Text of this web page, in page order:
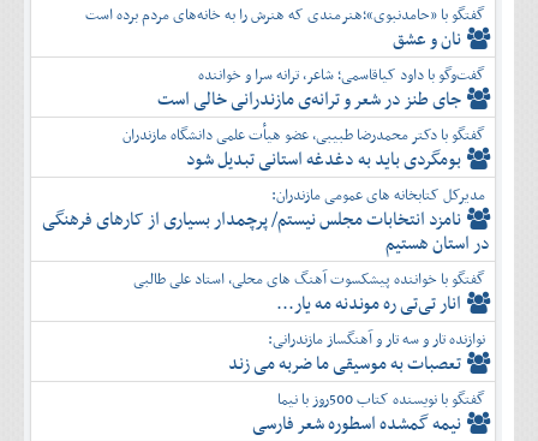
گفتگو با «حامدنبوی»؛هنرمندی که هنرش را به خانه‌های مردم برده است
نان و عشق
گفت‌وگو با داود کیاقاسمی؛ شاعر، ترانه سرا و خواننده
جای طنز در شعر و ترانه‌ی مازندرانی خالی است
گفتگو با دکتر محمدرضا طبیبی، عضو هیأت علمی دانشگاه مازندران
بومگردی باید به دغدغه استانی تبدیل شود
مدیرکل کتابخانه های عمومی مازندران:
نامزد انتخابات مجلس نیستم/ پرچمدار بسیاری از کارهای فرهنگی
در استان هستیم
گفتگو با خواننده پیشکسوت آهنگ های محلی، استاد علی طالبی
انار تی‌تی ره موندنه مه یار...
نوازنده تار و سه تار و آهنگساز مازندرانی:
تعصبات به موسیقی ما ضربه می زند
گفتگو با نویسنده کتاب 500روز با نیما
نیمه گمشده اسطوره شعر فارسی